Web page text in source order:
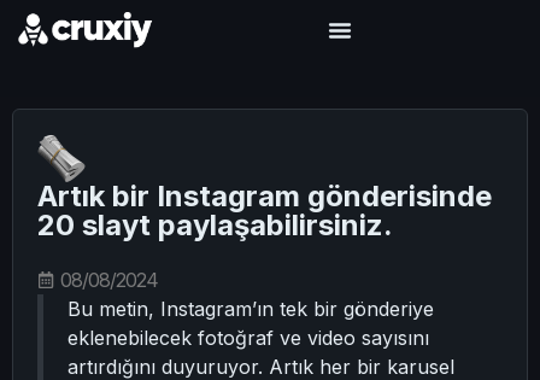
Artık bir Instagram gönderisinde
20 slayt paylaşabilirsiniz.
08/08/2024
Bu metin, Instagram’ın tek bir gönderiye
eklenebilecek fotoğraf ve video sayısını
artırdığını duyuruyor. Artık her bir karusel